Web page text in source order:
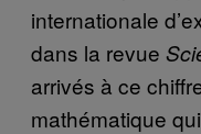
internationale
dans la revue
arrivés à ce
mathématique